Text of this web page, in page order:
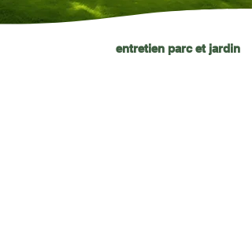
entretien parc et jardin